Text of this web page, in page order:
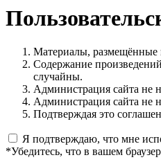
Материалы, размещённые
Содержание
случайны.
Администрация сайта не
Администрация сайта не
Подтверждая это
Я подтверждаю, что мне
*Убедитесь, что в вашем